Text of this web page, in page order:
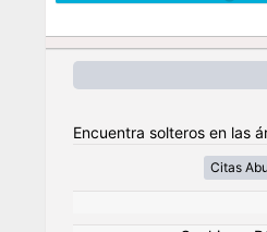
Encuentra solteros en las
Citas